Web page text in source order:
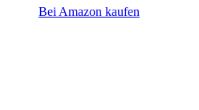
Bei Amazon kaufen